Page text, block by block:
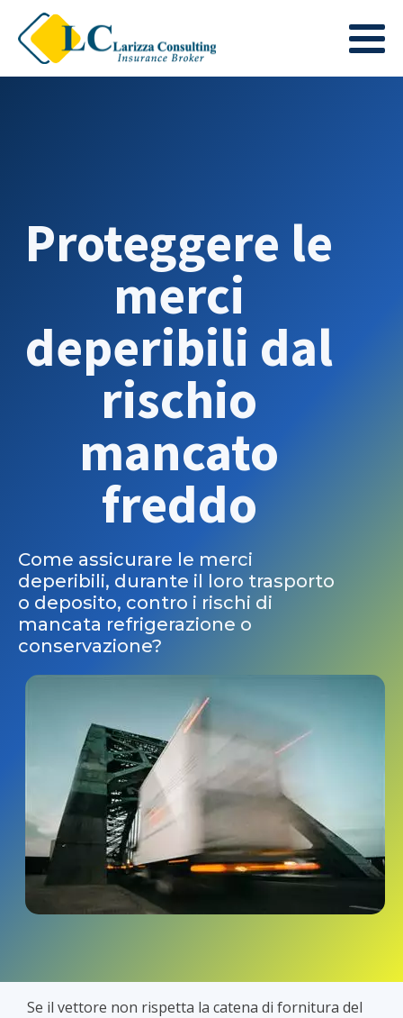
Proteggere le
merci
deperibili dal
rischio
mancato
freddo
Come assicurare le merci
deperibili, durante il loro trasporto
o deposito, contro i rischi di
mancata refrigerazione o
conservazione?
Se il vettore non rispetta la catena di fornitura del